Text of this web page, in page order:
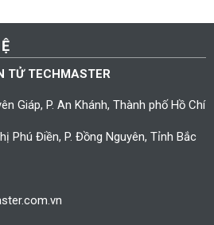
TỬ TECHMASTER
Giáp, P. An Khánh, Thành phố Hồ Chí
Phú Điền, P. Đồng Nguyên, Tỉnh Bắc